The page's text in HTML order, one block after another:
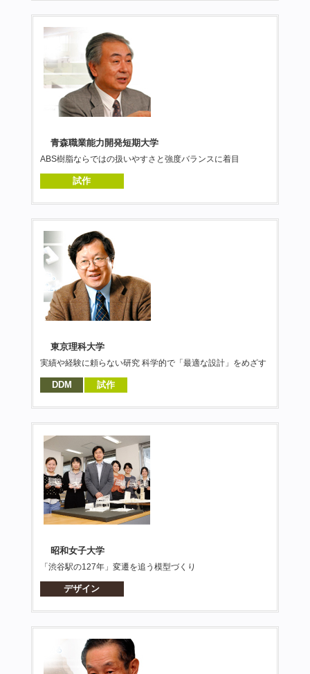
青森職業能力開発短期大学
ABS樹脂ならではの扱いやすさと強度バランスに着目
試作
東京理科大学
実績や経験に頼らない研究 科学的で「最適な設計」をめざす
DDM 試作
昭和女子大学
「渋谷駅の127年」変遷を追う模型づくり
デザイン